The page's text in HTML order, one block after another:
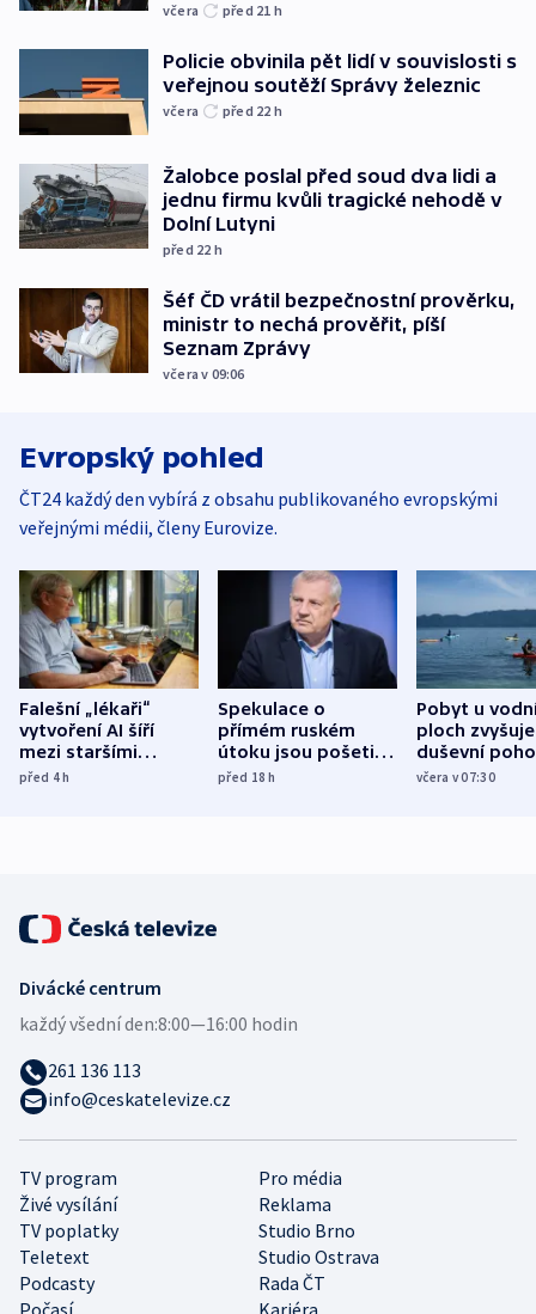
včera před 21 h
Policie obvinila pět lidí v souvislosti s
veřejnou soutěží Správy železnic
včera před 22 h
Žalobce poslal před soud dva lidi a
jednu firmu kvůli tragické nehodě v
Dolní Lutyni
před 22 h
Šéf ČD vrátil bezpečnostní prověrku,
ministr to nechá prověřit, píší
Seznam Zprávy
včera v 09:06
Evropský pohled
ČT24 každý den vybírá z obsahu publikovaného evropskými
veřejnými médii, členy Eurovize.
Falešní „lékaři“
vytvoření AI šíří
mezi staršími
Poláky nebezpečné
před 4h
Spekulace o
přímém ruském
útoku jsou pošetilé,
míní estonský
před 18h
Pobyt u
ploch zvyšuje
duševní
ukázala
včera v 07:30
TV program
Pro média
Živé vysílání
Reklama
TV poplatky
Studio Brno
Teletext
Studio Ostrava
Podcasty
Rada ČT
Počasí
Kariéra
Divácké centrum
každý všední den:8:00—16:00 hodin
261 136 113
info@ceskatelevize.cz